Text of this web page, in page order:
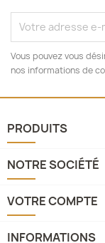
Vous pouvez vous
nos informations de
PRODUITS
NOTRE SOCIÉTÉ
VOTRE COMPTE
INFORMATIONS